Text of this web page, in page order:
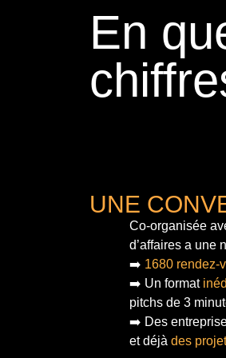
En
UNE
Co-organisée
d’affaires a une
➡️ 1680 rendez-
➡️ Un format
pitchs de 3
➡️ Des
et déjà des